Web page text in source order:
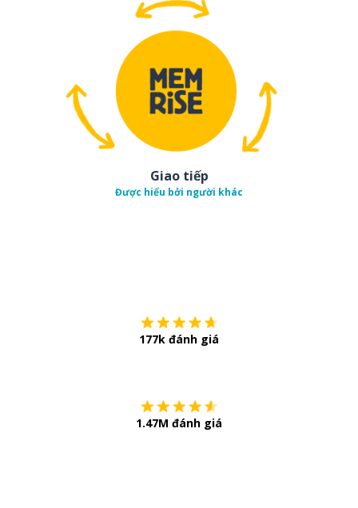
Giao tiếp
Được hiểu bởi người khác
177k đánh giá
1.47M đánh giá